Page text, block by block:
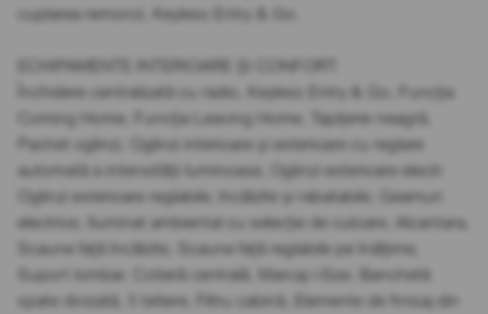
cuplarea remorcii, Keyless Entry & Go.
ECHIPAMENTE INTERIOARE ȘI CONFORT:
Închidere centralizată cu radio, Keyless Entry & Go, Funcția
Coming Home, Funcția Leaving Home, Tapițerie neagră,
Pachet oglinzi, Oglinzi interioare și exterioare cu reglare
automată a intensității luminoase, Oglinzi exterioare electr.
Oglinzi exterioare reglabile, încălzite și rabatabile, Geamuri
electrice, Iluminat ambiental cu selecție de culoare, Alcantara,
Scaune față încălzite, Scaune față reglabile pe înălțime,
Suport lombar, Cotieră centrală, Marcaj i-Size, Banchetă
spate divizată, 5 tetiere, Filtru cabină, Elemente de finisaj din